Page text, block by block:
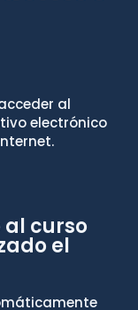
al
electrónico
al curso
el